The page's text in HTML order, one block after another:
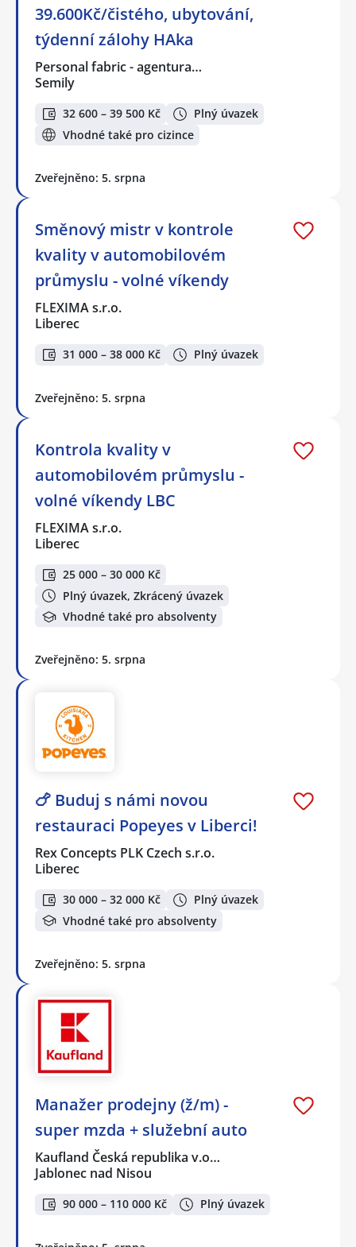
39.600Kč/čistého, ubytování,
týdenní zálohy HAka
Personal fabric - agentura…
Semily
32 600 – 39 500 Kč
Plný úvazek
Vhodné také pro cizince
Zveřejněno: 5. srpna
Směnový mistr v kontrole
kvality v automobilovém
průmyslu - volné víkendy
FLEXIMA s.r.o.
Liberec
31 000 – 38 000 Kč Plný úvazek
Zveřejněno: 5. srpna
Kontrola kvality v
automobilovém průmyslu -
volné víkendy LBC
FLEXIMA s.r.o.
Liberec
25 000 – 30 000 Kč
Plný úvazek, Zkrácený úvazek
Vhodné také pro absolventy
Zveřejněno: 5. srpna
🍗 Buduj s námi novou
restauraci Popeyes v Liberci!
Rex Concepts PLK Czech s.r.o.
Liberec
30 000 – 32 000 Kč
Plný úvazek
Vhodné také pro absolventy
Zveřejněno: 5. srpna
Manažer prodejny (ž/m) -
super mzda + služební auto
Kaufland Česká republika v.o…
Jablonec nad Nisou
90 000 – 110 000 Kč Plný úvazek